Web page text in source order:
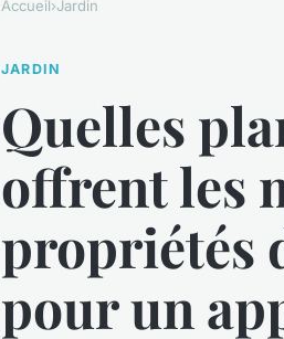
Accueil›Jardin
JARDIN
Quelles
offrent les
propriétés
pour un